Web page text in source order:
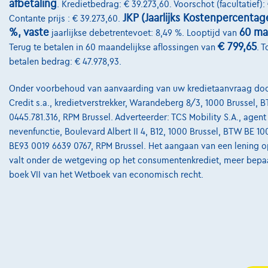
afbetaling. Kredietbedrag: € 39.273,60. Voorschot (facultatief):
Contante prijs : € 39.273,60. JKP (Jaarlijks
%, vaste jaarlijkse debetrentevoet: 8,49 %. Looptijd van 60
Terug te betalen in 60 maandelijkse aflossingen van € 799,65.
betalen bedrag: € 47.978,93.
Onder voorbehoud van aanvaarding van uw kredietaanvraag
Credit s.a., kredietverstrekker, Warandeberg 8/3, 1000 Brussel,
0445.781.316, RPM Brussel. Adverteerder: TCS Mobility S.A.,
nevenfunctie, Boulevard Albert II 4, B12, 1000 Brussel, BTW BE
BE93 0019 6639 0767, RPM Brussel. Het aangaan van een lening
valt onder de wetgeving op het consumentenkrediet, meer
boek VII van het Wetboek van economisch recht.